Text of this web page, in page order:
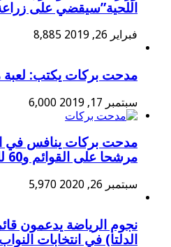
اللحية”سيقضي على
فبراير 26, 2019 8,885
مدحت بركات يكتب:
سبتمبر 17, 2019 6,000
مرشحا على القوائم و60 للفردي
سبتمبر 26, 2020 5,970
نجوم الرياضة يدعمون
الدلتا) في انتخابات النواب